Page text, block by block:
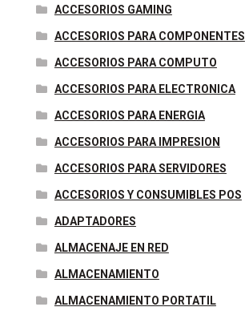
ACCESORIOS GAMING
ACCESORIOS PARA COMPONENTES
ACCESORIOS PARA COMPUTO
ACCESORIOS PARA ELECTRONICA
ACCESORIOS PARA ENERGIA
ACCESORIOS PARA IMPRESION
ACCESORIOS PARA SERVIDORES
ACCESORIOS Y CONSUMIBLES POS
ADAPTADORES
ALMACENAJE EN RED
ALMACENAMIENTO
ALMACENAMIENTO PORTATIL